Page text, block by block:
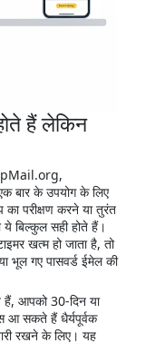
हैं लेकिन
बार के उपयोग के लिए
परीक्षण करने या तुरंत
ये बिल्कुल सही होते हैं।
खत्म हो जाता है, तो
भूल गए पासवर्ड ईमेल की
आपको 30-दिन या
आ सकते हैं धैर्यपूर्वक
रखने के लिए। यह